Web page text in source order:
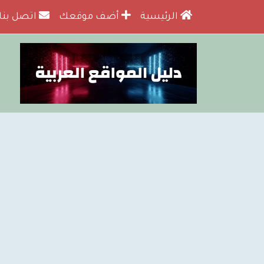
الرئيسية أضف موقعك اتصل بنا